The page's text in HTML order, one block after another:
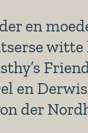
en
witte
en
der